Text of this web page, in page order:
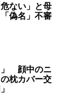
ない」と母
偽名」不審
」 顔中のニ
枕カバー交